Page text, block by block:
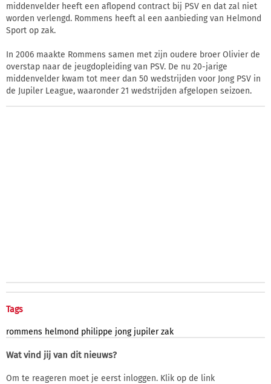
middenvelder heeft een aflopend contract bij PSV en dat zal niet
worden verlengd. Rommens heeft al een aanbieding van Helmond
Sport op zak.
In 2006 maakte Rommens samen met zijn oudere broer Olivier de
overstap naar de jeugdopleiding van PSV. De nu 20-jarige
middenvelder kwam tot meer dan 50 wedstrijden voor Jong PSV in
de Jupiler League, waaronder 21 wedstrijden afgelopen seizoen.
Tags
rommens helmond philippe jong jupiler zak
Wat vind jij van dit nieuws?
Om te reageren moet je eerst inloggen. Klik op de link